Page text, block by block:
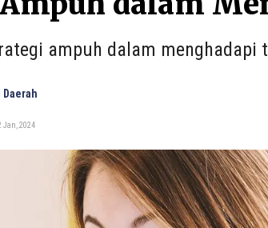
ampuh dalam menghadapi
Daerah
Jan, 2024